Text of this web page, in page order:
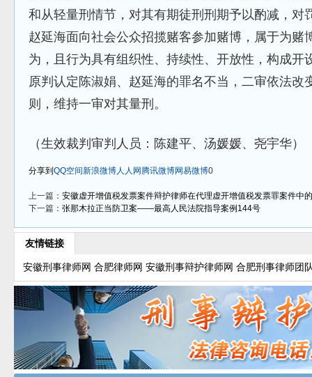
和从轻量刑情节，对其有期徒刑刑期予以酌减，对
赵延海面向社会公众招揽赌客参加赌博，属于为赌
为，且行为具有组织性、持续性、开放性，构成开
原判认定陈淑娟、赵延海的罪名不当，二审依法改
则，维持一审对其量刑。
（生效裁判审判人员：陈建平、汤媛媛、尧宇华）
分享到 QQ空间新浪微博人人网 腾讯微博网易微博0
上一篇： 安徽虚开增值税发票案件辩护律师在代理虚开增值税发票罪案件中
下一篇： 张那木拉正当防卫案——最高人民法院指导案例144号
友情链接
安徽刑事律师网 合肥律师网 安徽刑事辩护律师网 合肥刑事律师团